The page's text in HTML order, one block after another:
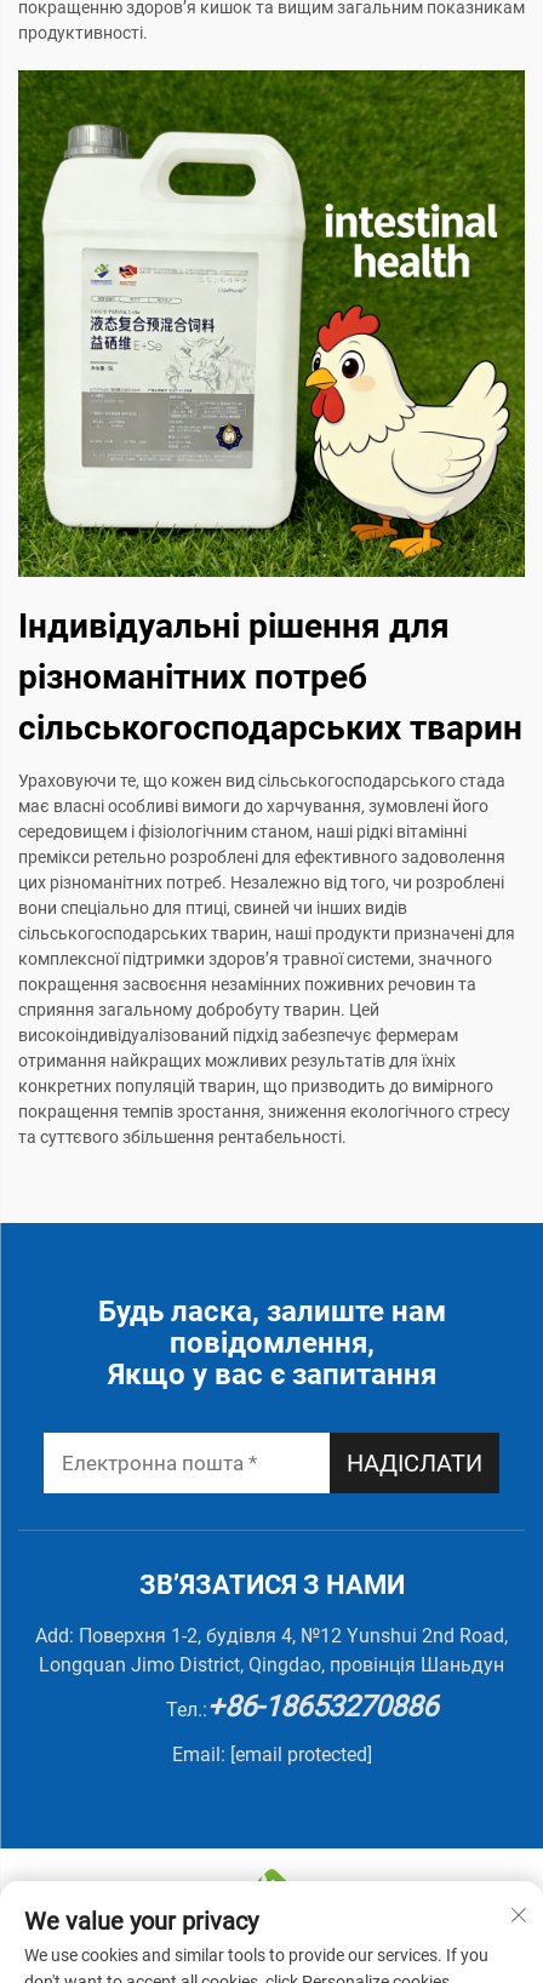
покращенню здоров’я кишок та вищим загальним показникам
продуктивності.
Індивідуальні рішення для
різноманітних потреб
сільськогосподарських тварин
Ураховуючи те, що кожен вид сільськогосподарського стада
має власні особливі вимоги до харчування, зумовлені його
середовищем і фізіологічним станом, наші рідкі вітамінні
премікси ретельно розроблені для ефективного задоволення
цих різноманітних потреб. Незалежно від того, чи розроблені
вони спеціально для птиці, свиней чи інших видів
сільськогосподарських тварин, наші продукти призначені для
комплексної підтримки здоров’я травної системи, значного
покращення засвоєння незамінних поживних речовин та
сприяння загальному добробуту тварин. Цей
високоіндивідуалізований підхід забезпечує фермерам
отримання найкращих можливих результатів для їхніх
конкретних популяцій тварин, що призводить до вимірного
покращення темпів зростання, зниження екологічного стресу
та суттєвого збільшення рентабельності.
Будь ласка, залиште нам
повідомлення,
Якщо у вас є запитання
НАДІСЛАТИ
ЗВ’ЯЗАТИСЯ З НАМИ
Add: Поверхня 1-2, будівля 4, №12 Yunshui 2nd Road,
Longquan Jimo District, Qingdao, провінція Шаньдун
Тел.:+86-18653270886
Email: [email protected]
© 2025 QINGDAO NUTRIVIT BIOTECH CO., LTD. Усі
We value your privacy
We use cookies and similar tools to provide our services. If you